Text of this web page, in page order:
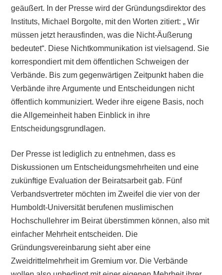
geäußert. In der Presse wird der Gründungsdirektor des
Instituts, Michael Borgolte, mit den Worten zitiert: „ Wir
müssen jetzt herausfinden, was die Nicht-Äußerung
bedeutet“. Diese Nichtkommunikation ist vielsagend. Sie
korrespondiert mit dem öffentlichen Schweigen der
Verbände. Bis zum gegenwärtigen Zeitpunkt haben die
Verbände ihre Argumente und Entscheidungen nicht
öffentlich kommuniziert. Weder ihre eigene Basis, noch
die Allgemeinheit haben Einblick in ihre
Entscheidungsgrundlagen.
Der Presse ist lediglich zu entnehmen, dass es
Diskussionen um Entscheidungsmehrheiten und eine
zukünftige Evaluation der Beiratsarbeit gab. Fünf
Verbandsvertreter möchten im Zweifel die vier von der
Humboldt-Universität berufenen muslimischen
Hochschullehrer im Beirat überstimmen können, also mit
einfacher Mehrheit entscheiden. Die
Gründungsvereinbarung sieht aber eine
Zweidrittelmehrheit im Gremium vor. Die Verbände